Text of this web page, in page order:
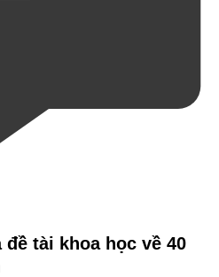
tài khoa học về 40